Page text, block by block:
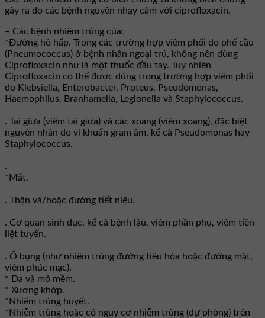
gây ra do các bệnh nguyên nhạy cảm với ciprofloxacin.
– Các bệnh nhiễm trùng của:
*Đường hô hấp. Trong các trường hợp viêm phổi do phế cầu
(Pneumococcus) ở bệnh nhân ngoại trú, không nên dùng
Ciprofloxacin như là một thuốc đầu tay. Tuy nhiên
Ciprofloxacin có thể được dùng trong trường hợp viêm phổi
do Klebsiella, Enterobacter, Proteus, Pseudomonas,
Haemophilus, Branhamella, Legionella và Staphylococcus.
. Tai giữa (viêm tai giữa) và các xoang (viêm xoang), đặc biệt
nguyên nhân do vi khuẩn gram âm, kể cả Pseudomonas hay
Staphylococcus.
.
*Mắt.
. Thận và/hoặc đường tiết niệu.
. Cơ quan sinh dục, kể cả bệnh lậu, viêm phần phụ, viêm tiền
liệt tuyến.
. Ổ bụng (như nhiễm trùng đường tiêu hóa hoặc đường mật,
viêm phúc mạc).
* Da và mô mềm.
* Xương khớp.
*Nhiễm trùng huyết.
*Nhiễm trùng hoặc có nguy cơ nhiễm trùng (dự phòng) trên